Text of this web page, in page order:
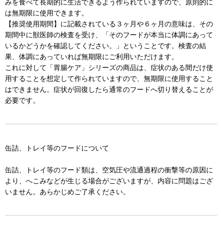
みを食べて長期的に生活できるよう作られていますので、原則的に
は無期限に使用できます。
【推奨使用期間】に記載されている３ヶ月や６ヶ月の意味は、その
期間中に獣医師の検査を受け、「そのフードが本当に体調にあって
いるかどうかを確認してください。」ということです。検査の結
果、体調にあっていれば無期限にご利用いただけます。
これに対して「胃腸ケア」シリーズの商品は、症状のある間だけ使
用することを想定して作られていますので、無期限に使用すること
はできません。症状が回復したら通常のフードへ切り替えることが
必要です。
缶詰、トレイ等のフードについて
缶詰、トレイ等のフード類は、空気圧や流通過程の衝撃等の原因に
より、へこみなどが生じる場合がございますが、内容に問題はござ
いません。あらかじめご了承ください。